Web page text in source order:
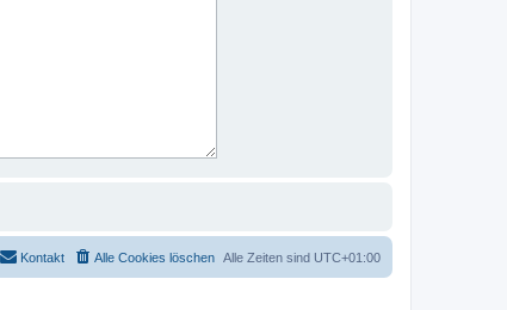
Alle Zeiten sind UTC+01:00
Alle Cookies löschen
Kontakt